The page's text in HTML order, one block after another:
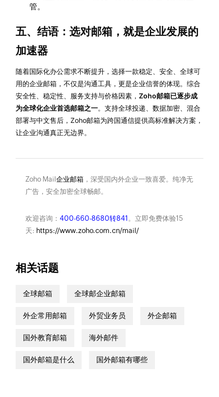
管。
五、结语：选对邮箱，就是企业发展的
加速器
随着国际化办公需求不断提升，选择一款稳定、安全、全球可
用的企业邮箱，不仅是沟通工具，更是企业信誉的体现。综合
安全性、稳定性、服务支持与价格因素，Zoho邮箱已逐步成
为全球化企业首选邮箱之一。支持全球投递、数据加密、混合
部署与中文售后，Zoho邮箱为跨国通信提供高标准解决方案，
让企业沟通真正无边界。
Zoho Mail企业邮箱，深受国内外企业一致喜爱。纯净无
广告，安全加密全球畅邮。
欢迎咨询： 400-660-8680转841 。立即免费体验15
天: https://www.zoho.com.cn/mail/
相关话题
全球邮箱 全球邮企业邮箱
外企常用邮箱 外贸业务员 外企邮箱
国外教育邮箱 海外邮件
国外邮箱是什么 国外邮箱有哪些